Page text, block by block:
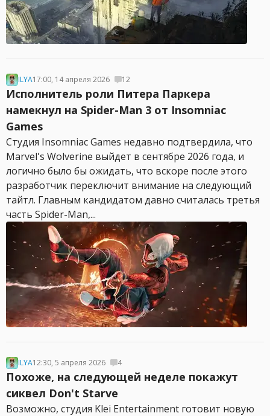
ILYA17:00, 14 апреля 2026 12
Исполнитель роли Питера Паркера
намекнул на Spider-Man 3 от Insomniac
Games
Студия Insomniac Games недавно подтвердила, что
Marvel's Wolverine выйдет в сентябре 2026 года, и
логично было бы ожидать, что вскоре после этого
разработчик переключит внимание на следующий
тайтл. Главным кандидатом давно считалась третья
часть Spider-Man,...
ILYA12:30, 5 апреля 2026 4
Похоже, на следующей неделе покажут
сиквел Don't Starve
Возможно, студия Klei Entertainment готовит новую